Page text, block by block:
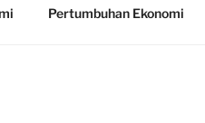
Pertumbuhan Ekonomi